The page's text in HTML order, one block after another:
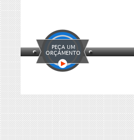
PEÇA UM
ORÇAMENTO